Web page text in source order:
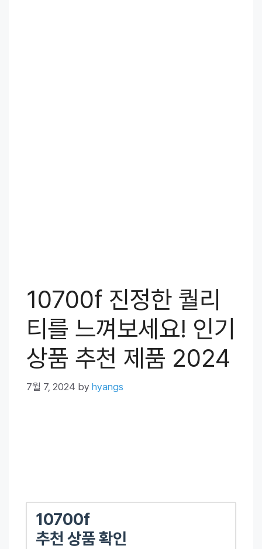
10700f 진정한 퀄리
티를 느껴보세요! 인기
상품 추천 제품 2024
7월 7, 2024 by hyangs
10700f
추천 상품 확인